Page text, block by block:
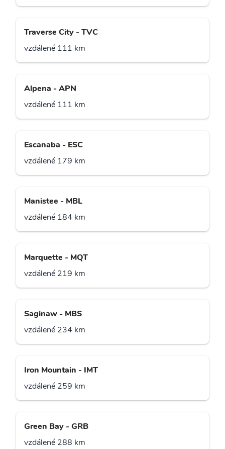
Traverse City - TVC
vzdálené 111 km
Alpena - APN
vzdálené 111 km
Escanaba - ESC
vzdálené 179 km
Manistee - MBL
vzdálené 184 km
Marquette - MQT
vzdálené 219 km
Saginaw - MBS
vzdálené 234 km
Iron Mountain - IMT
vzdálené 259 km
Green Bay - GRB
vzdálené 288 km